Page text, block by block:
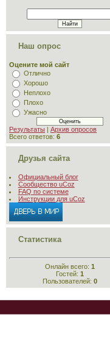
Наш опрос
Оцените мой сайт
Отлично
Хорошо
Неплохо
Плохо
Ужасно
Результаты | Архив опросов
Всего ответов: 6
Друзья сайта
Официальный блог
Сообщество uCoz
FAQ по системе
Инструкции для uCoz
Статистика
Онлайн всего: 1
Гостей: 1
Пользователей: 0